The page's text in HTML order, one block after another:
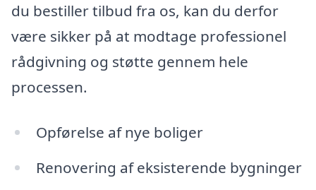
du bestiller tilbud fra os, kan du derfor
være sikker på at modtage professionel
rådgivning og støtte gennem hele
processen.
Opførelse af nye boliger
Renovering af eksisterende bygninger